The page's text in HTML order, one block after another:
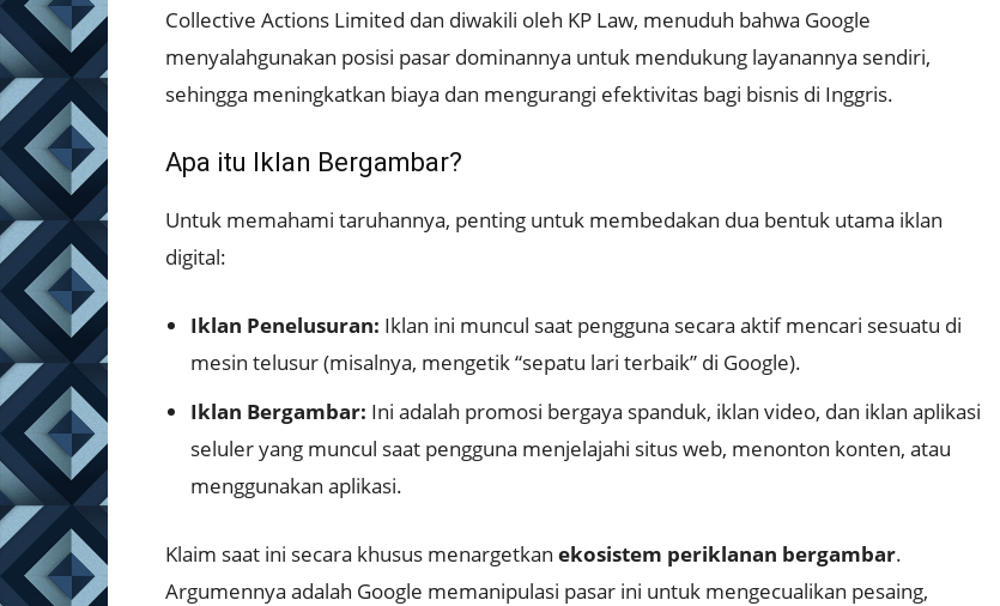
Collective Actions Limited dan diwakili oleh KP Law, menuduh bahwa Google
menyalahgunakan posisi pasar dominannya untuk mendukung layanannya sendiri,
sehingga meningkatkan biaya dan mengurangi efektivitas bagi bisnis di Inggris.
Apa itu Iklan Bergambar?
Untuk memahami taruhannya, penting untuk membedakan dua bentuk utama iklan
digital:
Iklan Penelusuran: Iklan ini muncul saat pengguna secara aktif mencari sesuatu di
mesin telusur (misalnya, mengetik “sepatu lari terbaik” di Google).
Iklan Bergambar: Ini adalah promosi bergaya spanduk, iklan video, dan iklan aplikasi
seluler yang muncul saat pengguna menjelajahi situs web, menonton konten, atau
menggunakan aplikasi.
Klaim saat ini secara khusus menargetkan ekosistem periklanan bergambar.
Argumennya adalah Google memanipulasi pasar ini untuk mengecualikan pesaing,